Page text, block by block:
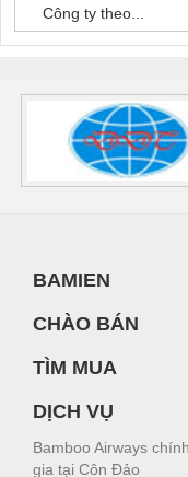
Công ty theo...
BAMIEN
CHÀO BÁN
TÌM MUA
DỊCH VỤ
Bamboo Airways
gia tại Côn Đảo